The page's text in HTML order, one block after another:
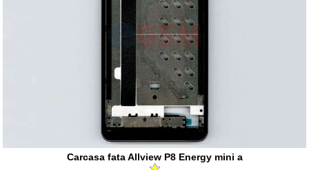
Carcasa fata Allview P8 Energy mini a